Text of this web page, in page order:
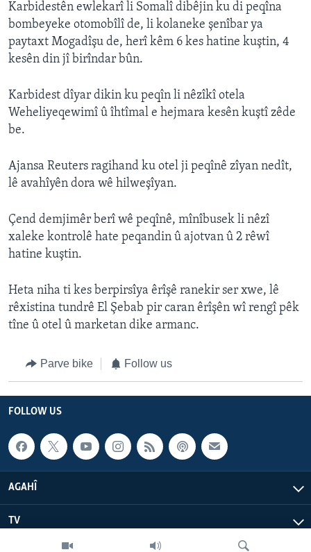
Learning English
Zimanên Din
Karbidestên ewlekarî li Somalî dibêjin ku di peqîna
bombeyeke otomobîlî de, li kolaneke şenîbar ya
paytaxt Mogadîşu de, herî kêm 6 kes hatine kuştin, 4
kesên din jî birîndar bûn.
Karbidest dîyar dikin ku peqîn li nêzîkî otela
Weheliyeqewimî û îhtîmal e hejmara kesên kuştî zêde
be.
Ajansa Reuters ragihand ku otel ji peqînê zîyan nedît,
lê avahîyên dora wê hilweşîyan.
Çend demjimêr berî wê peqînê, mînîbusek li nêzî
xaleke kontrolê hate peqandin û ajotvan û 2 rêwî
hatine kuştin.
Heta niha ti kes berpirsîya êrîşê ranekir ser xwe, lê
rêxistina tundrê El Şebab pir caran êrîşên wî rengî pêk
tîne û otel û marketan dike armanc.
Parve bike Follow us
FOLLOW US
AGAHÎ
TV